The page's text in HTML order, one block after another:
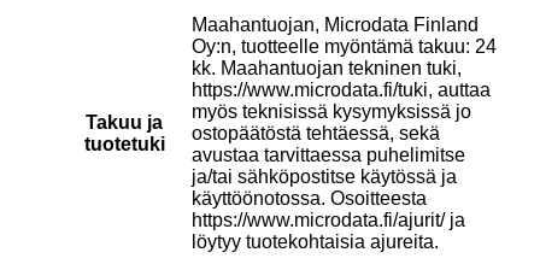
Takuu ja
tuotetuki
Maahantuojan, Microdata Finland
Oy:n, tuotteelle myöntämä takuu: 24
kk. Maahantuojan tekninen tuki,
https://www.microdata.fi/tuki, auttaa
myös teknisissä kysymyksissä jo
ostopäätöstä tehtäessä, sekä
avustaa tarvittaessa puhelimitse
ja/tai sähköpostitse käytössä ja
käyttöönotossa. Osoitteesta
https://www.microdata.fi/ajurit/ ja
löytyy tuotekohtaisia ajureita.